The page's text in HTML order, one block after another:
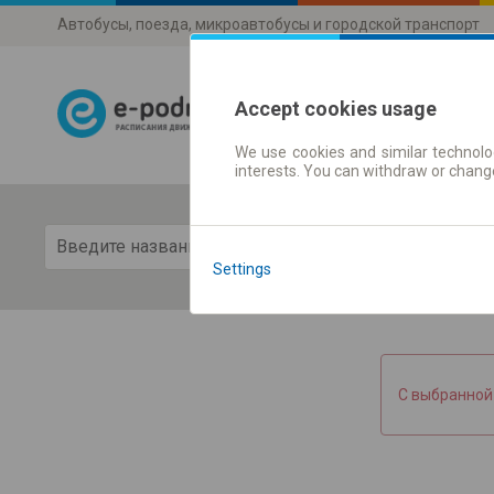
Автобусы, поезда, микроавтобусы и городской транспорт
Расписания
С
Accept cookies usage
We use cookies and similar
interests. You can withdraw or
Settings